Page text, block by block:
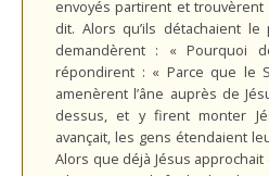
envoyés partirent et trouvèrent
dit. Alors qu’ils détachaient
demandèrent : « Pourquoi
répondirent : « Parce que le
amenèrent l’âne auprès de
dessus, et y firent monter
avançait, les gens étendaient
Alors que déjà Jésus